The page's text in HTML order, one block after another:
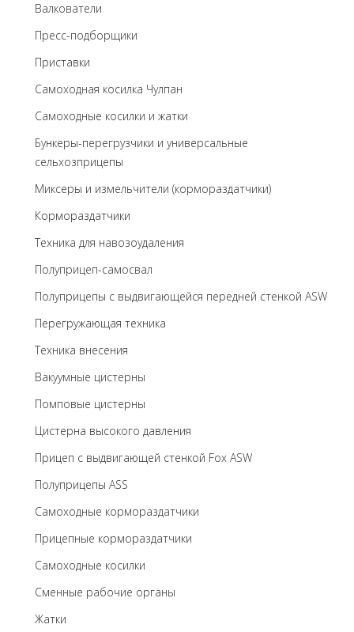
Валкователи
Пресс-подборщики
Приставки
Самоходная косилка Чулпан
Самоходные косилки и жатки
Бункеры-перегрузчики и универсальные
сельхозприцепы
Миксеры и измельчители (кормораздатчики)
Кормораздатчики
Техника для навозоудаления
Полуприцеп-самосвал
Полуприцепы с выдвигающейся передней стенкой ASW
Перегружающая техника
Техника внесения
Вакуумные цистерны
Помповые цистерны
Цистерна высокого давления
Прицеп с выдвигающей стенкой Fox ASW
Полуприцепы ASS
Самоходные кормораздатчики
Прицепные кормораздатчики
Самоходные косилки
Сменные рабочие органы
Жатки